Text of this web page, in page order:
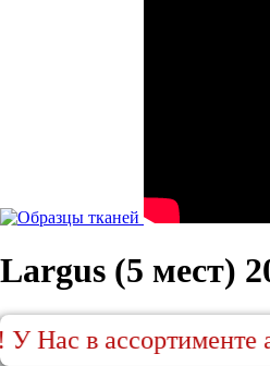
Largus (5 мест)
Нас в ассортименте